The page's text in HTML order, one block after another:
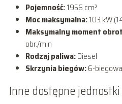
Pojemność:1956 cm³
Moc maksymalna:103 kW
Maksymalny moment
obr./min
Rodzaj paliwa:Diesel
Skrzynia biegów:6-
Inne dostępne jednostki